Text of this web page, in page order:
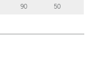
90 50